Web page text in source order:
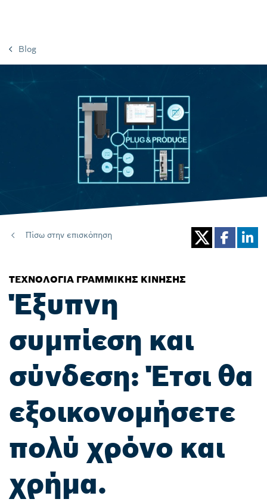
Blog
Πίσω στην επισκόπηση
ΤΕΧΝΟΛΟΓΊΑ ΓΡΑΜΜΙΚΉΣ ΚΊΝΗΣΗΣ
Έξυπνη
συμπίεση και
σύνδεση: Έτσι θα
εξοικονομήσετε
πολύ χρόνο και
χρήμα.